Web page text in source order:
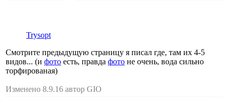
Trysopt
Смотрите предыдущую страницу я писал где, там их 4-5
видов... (и фото есть, правда фото не очень, вода сильно
торфированая)
Изменено 8.9.16 автор GIO